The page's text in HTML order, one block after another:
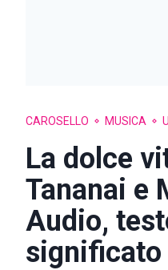
CAROSELLO MUSICA
La dolce
Tananai e
Audio,
significato